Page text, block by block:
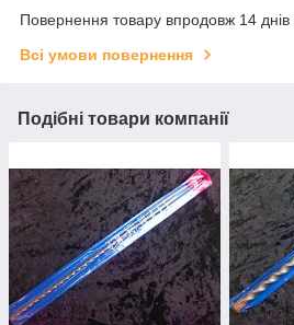
Повернення товару впродовж 14 днів
Всі умови повернення
Подібні товари компанії